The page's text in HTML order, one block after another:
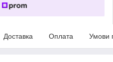
Доставка Оплата Умови